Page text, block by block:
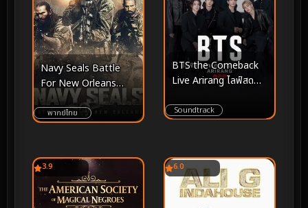
Navy Seals Battle
For New Orleans
(2016) หน่วยจู่โจมทะลวง
เมืองซอมบี้
พากย์ไทย
BTS the Comeback
Live Arirang ไลฟ์สด
Arirang (2026)
Soundtrack
3.9 6.0